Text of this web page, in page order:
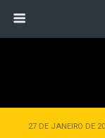
27 DE JANEIRO DE